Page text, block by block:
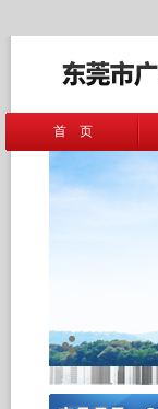
首 页